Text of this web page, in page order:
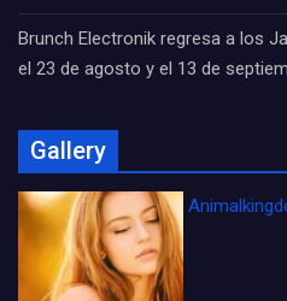
Brunch Electronik regresa a los
el 23 de agosto y el 13 de
Gallery